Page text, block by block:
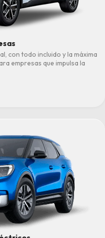
con todo incluido y la máxima
empresas que impulsa la